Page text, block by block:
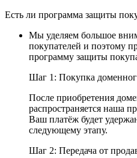
Есть ли программа защиты
Мы уделяем большое
покупателей и поэтому
программу защиты
Шаг 1: Покупка
После приобретения
распространяется наша
Ваш платёж будет
следующему этапу.
Шаг 2: Передача от